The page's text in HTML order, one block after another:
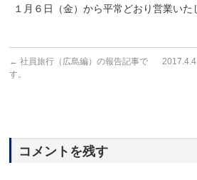
１月６日（金）から平常どおり営業いた
← 社員旅行（広島編）の報告記事で
す。
コメントを残す